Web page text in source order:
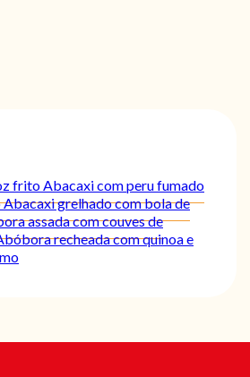
fritoAbacaxi com peru fumado
Abacaxi grelhado com bola de
assada com couves de
recheada com quinoa e